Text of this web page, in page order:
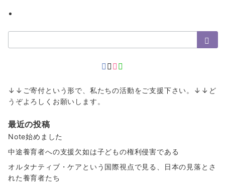
索：
↓↓ご寄付という形で、私たちの活動をご支援下さい。↓↓ど
うぞよろしくお願いします。
最近の投稿
Note始めました
中途養育者への支援欠如は子どもの権利侵害である
オルタナティブ・ケアという国際視点で見る、日本の見落とさ
れた養育者たち